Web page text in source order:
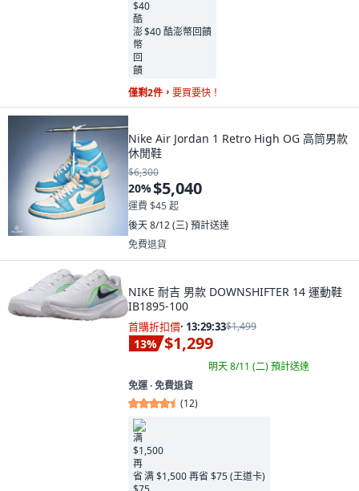
$40 酷澎幣回饋
僅剩2件， 要買要快！
Nike Air Jordan 1 Retro High OG 高筒男款
休閒鞋
$6,300
20%$5,040
運費 $45 起
後天 8/12 (三) 預計送達
免費退貨
NIKE 耐吉 男款 DOWNSHIFTER 14 運動鞋
IB1895-100
首購折扣價· 13:29:32$1,499
13% $1,299
明天 8/11 (二)預計送達
免運 ∙ 免費退貨
(12)
满 $1,500 再省 $75 (王道卡)